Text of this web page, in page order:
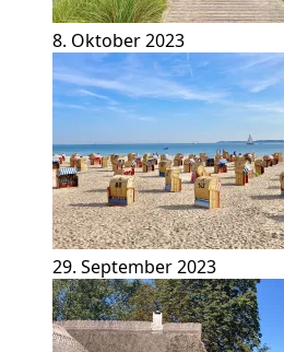
8. Oktober 2023
29. September 2023